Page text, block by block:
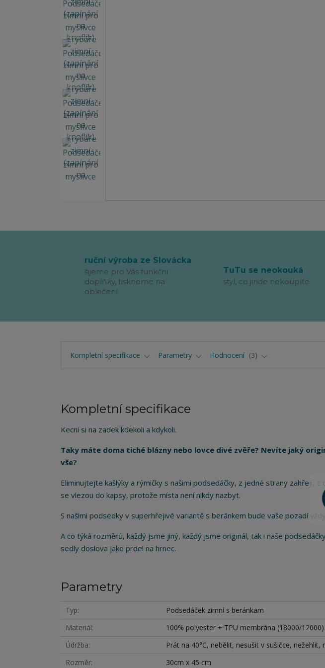
ruční výroba ze Slovácka
šijeme pro Vás funkční
doplňky, tiskneme na
oblečení
TuTu se neokouká
styl, co jinde nekoupíte
Kompletní specifikace Parametry Hodnocení 3
Kompletní specifikace
Kecni si na zadek kdekoli a kdykoli.
Taky máte doma tiché blázny nebo lovce divé zvěře? Nevíte jaký
vše?
Eliminujtejte kašlýky a rýmičky s našimi podsedáčky, z jedné strany zahřejí,
se vlezou do kapsy, protože místa není nikdy nazbyt.
S našimi podsedky v superhřejivé variantě s beránkem bude vaše pozadí
A co týká rozměrů, každý jsme jiný, každý jsme originál, tak i naše
sedly doslova jako prdel na hrnec.
Parametry
Typ
Podsedáček zimní s beránkam
Materiál
100% polyester + TPU membrána (18000/12000)
Údržba
Prát na 40°C, nebělit, nesušit v sušičce, nežehlit,
Rozměr
30cm x 45 cm